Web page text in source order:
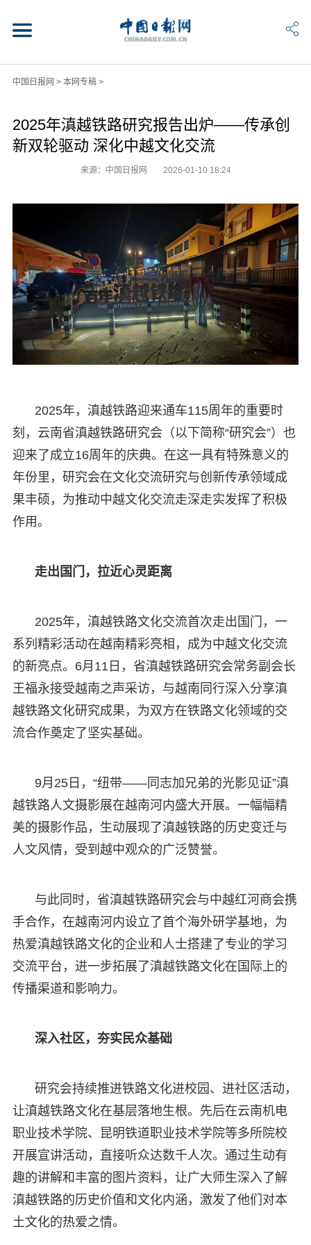
中国日报网 > 本网专稿>
2025年滇越铁路研究报告出炉——传承创
新双轮驱动 深化中越文化交流
来源：中国日报网 2026-01-10 18:24
2025年，滇越铁路迎来通车115周年的重要时
刻，云南省滇越铁路研究会（以下简称“研究会”）也
迎来了成立16周年的庆典。在这一具有特殊意义的
年份里，研究会在文化交流研究与创新传承领域成
果丰硕，为推动中越文化交流走深走实发挥了积极
作用。
走出国门，拉近心灵距离
2025年，滇越铁路文化交流首次走出国门，一
系列精彩活动在越南精彩亮相，成为中越文化交流
的新亮点。6月11日，省滇越铁路研究会常务副会长
王福永接受越南之声采访，与越南同行深入分享滇
越铁路文化研究成果，为双方在铁路文化领域的交
流合作奠定了坚实基础。
9月25日，“纽带——同志加兄弟的光影见证”滇
越铁路人文摄影展在越南河内盛大开展。一幅幅精
美的摄影作品，生动展现了滇越铁路的历史变迁与
人文风情，受到越中观众的广泛赞誉。
与此同时，省滇越铁路研究会与中越红河商会携
手合作，在越南河内设立了首个海外研学基地，为
热爱滇越铁路文化的企业和人士搭建了专业的学习
交流平台，进一步拓展了滇越铁路文化在国际上的
传播渠道和影响力。
深入社区，夯实民众基础
研究会持续推进铁路文化进校园、进社区活动，
让滇越铁路文化在基层落地生根。先后在云南机电
职业技术学院、昆明铁道职业技术学院等多所院校
开展宣讲活动，直接听众达数千人次。通过生动有
趣的讲解和丰富的图片资料，让广大师生深入了解
滇越铁路的历史价值和文化内涵，激发了他们对本
土文化的热爱之情。